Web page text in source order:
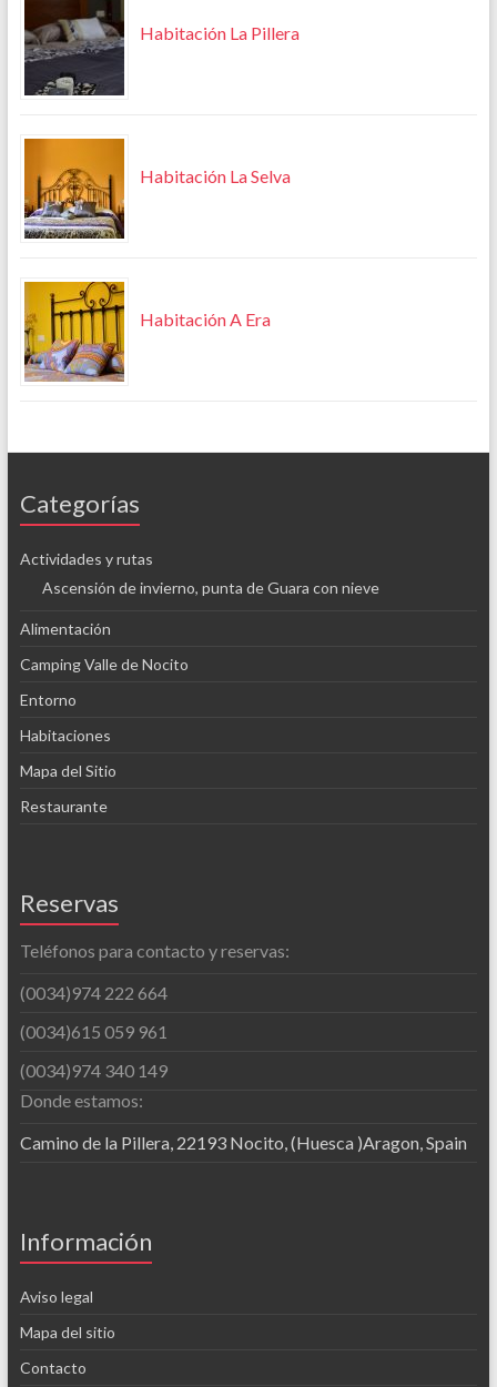
Habitación La Pillera
Habitación La Selva
Habitación A Era
Categorías
Actividades y rutas
Ascensión de invierno, punta de Guara con nieve
Alimentación
Camping Valle de Nocito
Entorno
Habitaciones
Mapa del Sitio
Restaurante
Reservas
Teléfonos para contacto y reservas:
(0034)974 222 664
(0034)615 059 961
(0034)974 340 149
Donde estamos:
Camino de la Pillera, 22193 Nocito, (Huesca )Aragon, Spain
Información
Aviso legal
Mapa del sitio
Contacto